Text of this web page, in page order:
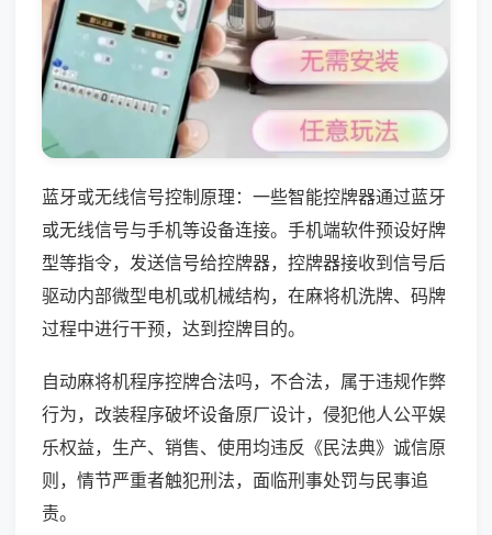
蓝牙或无线信号控制原理：一些智能控牌器通过蓝牙
或无线信号与手机等设备连接。手机端软件预设好牌
型等指令，发送信号给控牌器，控牌器接收到信号后
驱动内部微型电机或机械结构，在麻将机洗牌、码牌
过程中进行干预，达到控牌目的。
自动麻将机程序控牌合法吗，不合法，属于违规作弊
行为，改装程序破坏设备原厂设计，侵犯他人公平娱
乐权益，生产、销售、使用均违反《民法典》诚信原
则，情节严重者触犯刑法，面临刑事处罚与民事追
责。